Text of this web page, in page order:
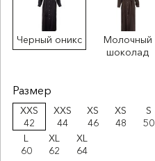
Черный оникс
Молочный
шоколад
Размер
XXS
42
XXS
44
XS
46
XS
48
S
50
L
60
XL
62
XL
64